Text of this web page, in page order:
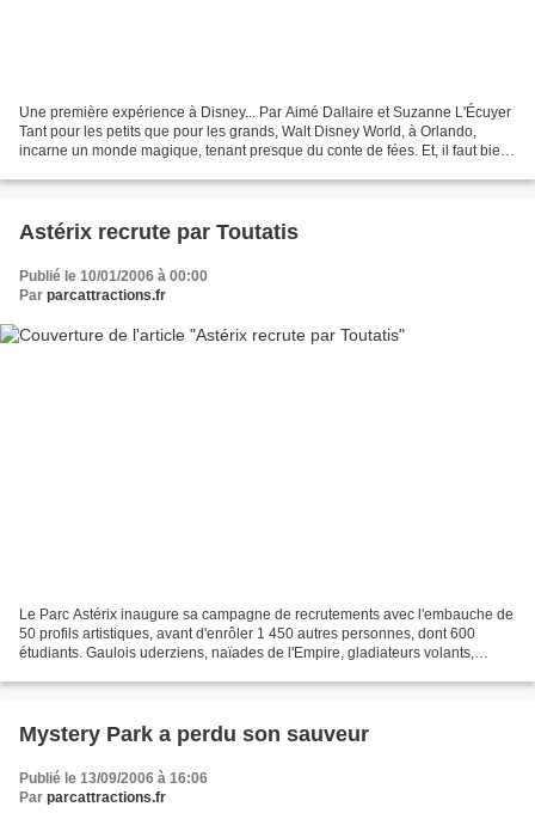
Une première expérience à Disney... Par Aimé Dallaire et Suzanne L'Écuyer
Tant pour les petits que pour les grands, Walt Disney World, à Orlando,
incarne un monde magique, tenant presque du conte de fées. Et, il faut bien
Astérix recrute par Toutatis
Publié le 10/01/2006 à 00:00
Par parcattractions.fr
Le Parc Astérix inaugure sa campagne de recrutements avec l'embauche de
50 profils artistiques, avant d'enrôler 1 450 autres personnes, dont 600
étudiants. Gaulois uderziens, naïades de l'Empire, gladiateurs volants,
Mystery Park a perdu son sauveur
Publié le 13/09/2006 à 16:06
Par parcattractions.fr